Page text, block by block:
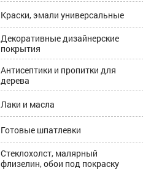
Краски, эмали универсальные
Декоративные дизайнерские
покрытия
Антисептики и пропитки для
дерева
Лаки и масла
Готовые шпатлевки
Стеклохолст, малярный
флизелин, обои под покраску